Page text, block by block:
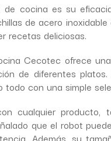
cocina es su
de acero
recetas deliciosas.
Cecotec ofrece
de diferentes
todo con una simple
cualquier producto,
que el robot